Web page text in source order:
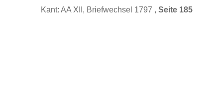
Kant: AA XII, Briefwechsel 1797 , Seite 185